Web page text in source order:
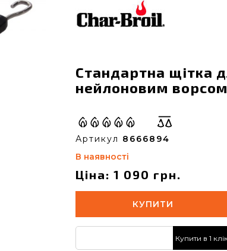
Стандартна щітка
нейлоновим
Артикул 8666894
В наявності
Ціна: 1 090 грн.
КУПИТИ
Купити в 1